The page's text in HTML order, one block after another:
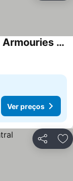
ibis budget Leeds Centre Royal Armouries Museum
Ver preços
Partilhar